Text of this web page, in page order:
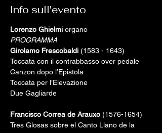
Info sull'evento
Lorenzo Ghielmi organo
PROGRAMMA
Girolamo Frescobaldi (1583 - 1643)
Toccata con il contrabbasso over pedale
Canzon dopo l’Epistola
Toccata per l’Elevazione
Due Gagliarde
Francisco Correa de Arauxo (1576-1654)
Tres Glosas sobre el Canto Llano de la